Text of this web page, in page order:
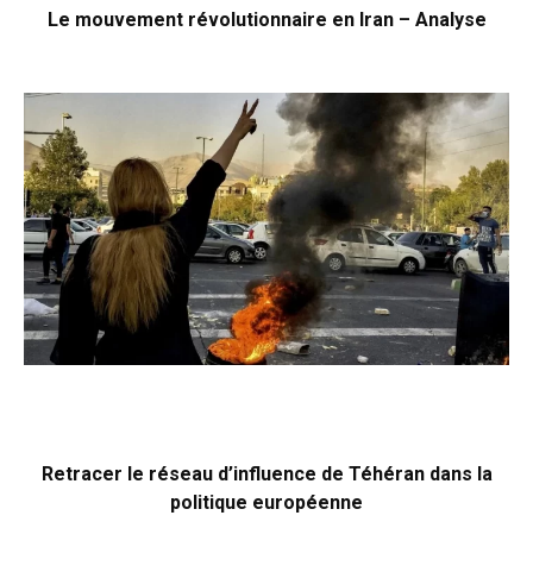
Le mouvement révolutionnaire en Iran – Analyse
Retracer le réseau d’influence de Téhéran dans la
politique européenne